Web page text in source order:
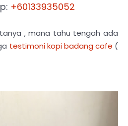
+60133935052
, mana tahu tengah ada
testimoni kopi badang cafe (